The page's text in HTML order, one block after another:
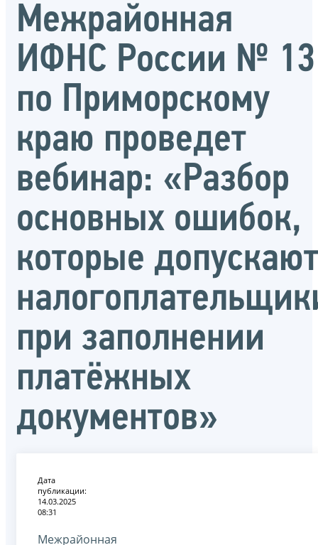
Межрайонная
ИФНС России № 13
по Приморскому
краю проведет
вебинар: «Разбор
основных ошибок,
которые допускают
при заполнении
платёжных
документов»
Дата
публикации:
14.03.2025
08:31
Межрайонная